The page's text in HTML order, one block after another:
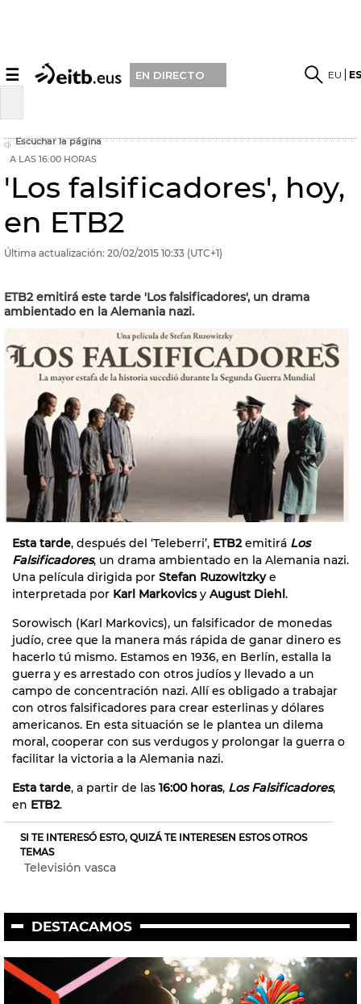
☰ EN DIRECTO EU
Escuchar la página
A LAS 16:00 HORAS
'Los falsificadores', hoy,
en ETB2
Última actualización: 20/02/2015 10:33 (UTC+1)
ETB2 emitirá este tarde 'Los falsificadores', un drama
ambientado en la Alemania nazi.
Esta tarde, después del ‘Teleberri’, ETB2emitirá Los
Falsificadores, un drama ambientado en la Alemania nazi.
Una película dirigida por Stefan Ruzowitzkye
interpretada por Karl Markovicsy August Diehl.
Sorowisch (Karl Markovics), un falsificador de monedas
judío, cree que la manera más rápida de ganar dinero es
hacerlo tú mismo. Estamos en 1936, en Berlín, estalla la
guerra y es arrestado con otros judíos y llevado a un
campo de concentración nazi. Allí es obligado a trabajar
con otros falsificadores para crear esterlinas y dólares
americanos. En esta situación se le plantea un dilema
moral, cooperar con sus verdugos y prolongar la guerra o
facilitar la victoria a la Alemania nazi.
Esta tarde, a partir de las 16:00 horas, Los Falsificadores,
en ETB2.
SI TE INTERESÓ ESTO, QUIZÁ TE INTERESEN ESTOS OTROS
TEMAS
Televisión vasca
DESTACAMOS